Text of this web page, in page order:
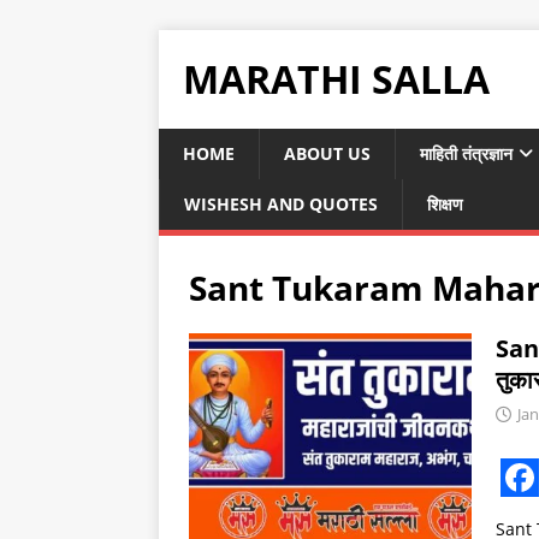
MARATHI SALLA
HOME ABOUT US माहिती तंत्रज्ञान
WISHESH AND QUOTES शिक्षण
Sant Tukaram
F
Sant